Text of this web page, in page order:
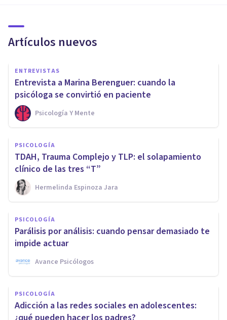
Artículos nuevos
ENTREVISTAS
Entrevista a Marina Berenguer: cuando la
psicóloga se convirtió en paciente
Psicología Y Mente
PSICOLOGÍA
TDAH, Trauma Complejo y TLP: el solapamiento
clínico de las tres “T”
Hermelinda Espinoza Jara
PSICOLOGÍA
Parálisis por análisis: cuando pensar demasiado te
impide actuar
Avance Psicólogos
PSICOLOGÍA
Adicción a las redes sociales en adolescentes: